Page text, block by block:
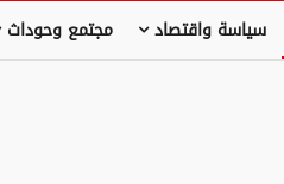
سياسة واقتصاد مجتمع وحوداث